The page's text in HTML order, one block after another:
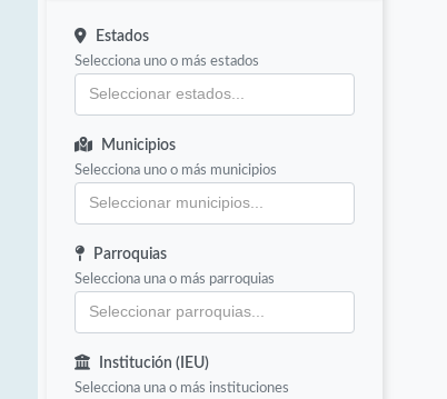
Estados
Selecciona uno o más estados
Municipios
Selecciona uno o más municipios
Parroquias
Selecciona una o más parroquias
Institución (IEU)
Selecciona una o más instituciones